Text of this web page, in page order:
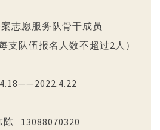
志愿服务队骨干成员
支队伍报名人数不超过2人）
陈 13088070320